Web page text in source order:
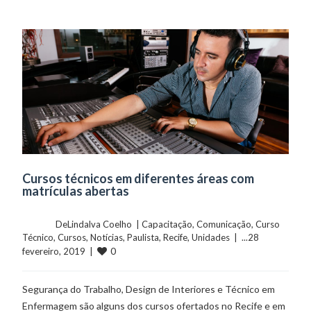
Cursos técnicos em diferentes áreas com
matrículas abertas
	    	DeLindalva Coelho  |
Capacitação, Comunicação, Curso
Técnico, Cursos, Notícias, Paulista, Recife, Unidades
  |  ...28
fevereiro, 2019  |
0
Segurança do Trabalho, Design de Interiores e Técnico em
Enfermagem são alguns dos cursos ofertados no Recife e em